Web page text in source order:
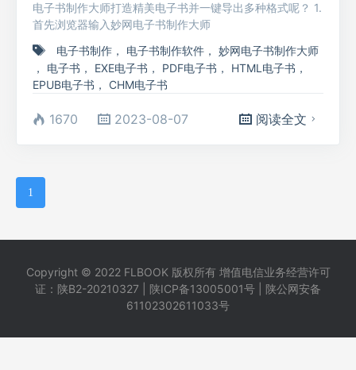
电子书制作大师打造精美电子书并一键导出多种格式呢？ 1.
首先浏览器输入妙网电子书制作大师
电子书制作 ， 电子书制作软件 ， 妙网电子书制作大师
， 电子书 ， EXE电子书 ， PDF电子书 ， HTML电子书 ，
EPUB电子书 ， CHM电子书
1670 2023-08-07 阅读全文
1
Copyright © 2022 FLBOOK 版权所有 增值电信业务经营许可
证：陕B2-20210327 | 陕ICP备13005001号 | 陕公网安备
61102302611033号